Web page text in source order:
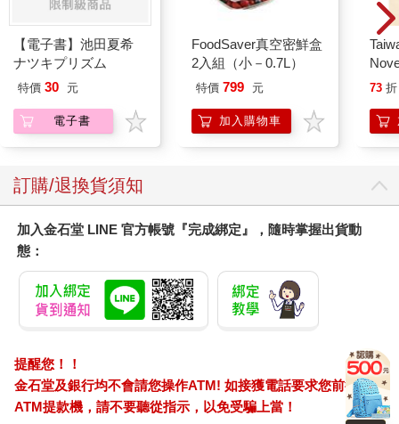
【電子書】池田夏希
ナツキプリズム
特價 30 元
電子書
FoodSaver真空密鮮盒
2入組（小－0.7L）
特價 799 元
加入購物車
73 折
訂購/退換貨須知
加入金石堂 LINE 官方帳號『完成綁定』，隨時掌握出貨動
態：
提醒您！！
金石堂及銀行均不會請您操作ATM! 如接獲電話要求您前往
ATM提款機，請不要聽從指示，以免受騙上當！